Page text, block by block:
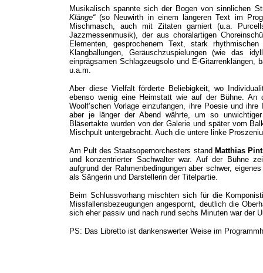
Musikalisch spannte sich der Bogen von sinnlichen
Klänge“(so Neuwirth in einem längeren Text im
Mischmasch, auch mit Zitaten garniert (u.a. Purcells
Jazzmessenmusik), der aus choralartigen
Elementen, gesprochenem Text, stark
Klangballungen, Geräuschzuspielungen (wie das
einprägsamen Schlagzeugsolo und E-Gitarrenklängen,
u.a.m.
Aber diese Vielfalt förderte Beliebigkeit, wo
ebenso wenig eine Heimstatt wie auf der Bühne.
Woolf’schen Vorlage einzufangen, ihre Poesie und
aber je länger der Abend währte, um so
Bläsertakte wurden von der Galerie und später vom
Mischpult untergebracht. Auch die untere linke
Am Pult des Staatsopernorchesters stand Matthias
und konzentrierter Sachwalter war. Auf der Bühne
aufgrund der Rahmenbedingungen aber schwer,
als Sängerin und Darstellerin der Titelpartie.
Beim Schlussvorhang mischten sich für die
Missfallensbezeugungen angespornt, deutlich die
sich eher passiv und nach rund sechs Minuten war der
PS: Das Libretto ist dankenswerter Weise im